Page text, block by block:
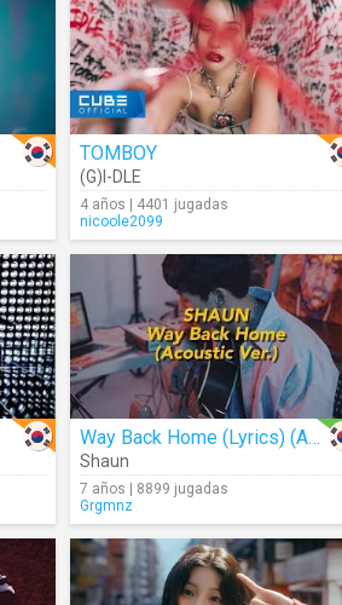
TOMBOY
(G)I-DLE
4 años | 4401 jugadas
nicoole2099
Way Back Home (Lyrics) (Acoustic)
Shaun
7 años | 8899 jugadas
Grgmnz